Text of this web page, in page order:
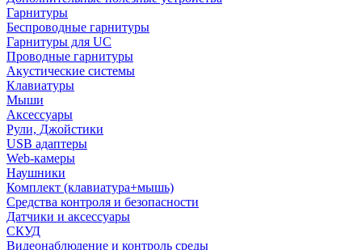
Гарнитуры
Беспроводные гарнитуры
Гарнитуры для UC
Проводные гарнитуры
Акустические системы
Клавиатуры
Мыши
Аксессуары
Рули, Джойстики
USB адаптеры
Web-камеры
Наушники
Комплект (клавиатура+мышь)
Средства контроля и безопасности
Датчики и аксессуары
СКУД
Видеонаблюдение и контроль среды